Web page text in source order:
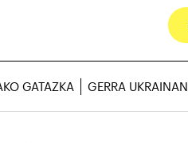
GATAZKA GERRA UKRAINAN